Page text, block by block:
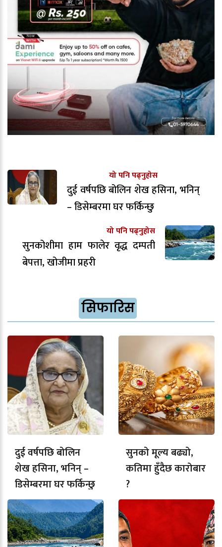
यो पनि पढ्नुहोस
दुई वर्षपछि बोलिन शेख हसिना, भनिन्
– डिसेम्बरमा घर फर्किन्छु
यो पनि पढ्नुहोस
सुनकोशीमा हाम फालेर वृद्ध दम्पती
बेपत्ता, खोजीमा प्रहरी
सिफारिस
दुई वर्षपछि बोलिन
शेख हसिना, भनिन् –
डिसेम्बरमा घर फर्किन्छु
सुनको मूल्य बढ्यो,
कतिमा हुँदैछ कारोबार
?